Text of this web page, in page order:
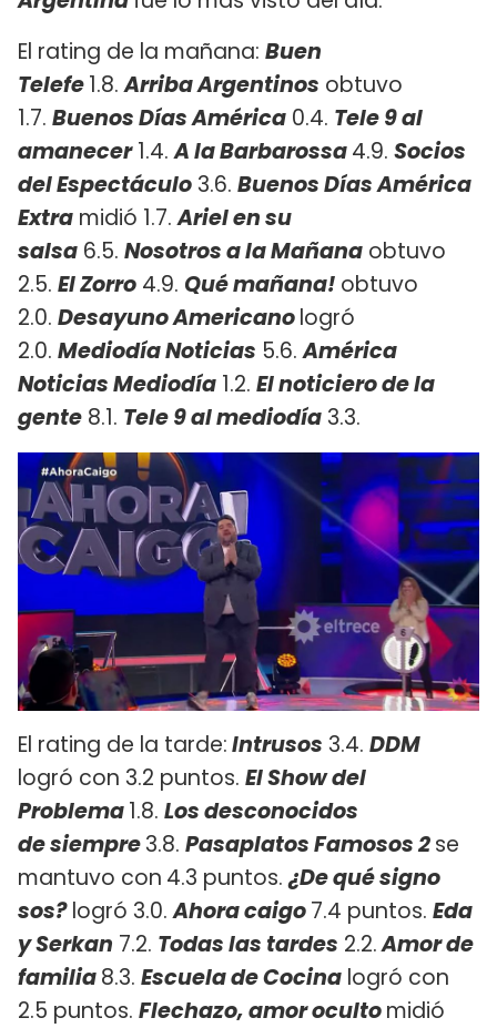
El rating de la mañana: Buen
Telefe1.8.Arriba Argentinos obtuvo
1.7. Buenos Días América 0.4. Tele 9 al
amanecer1.4.A la Barbarossa4.9. Socios
del Espectáculo 3.6. Buenos Días América
Extra midió 1.7.Ariel en su
salsa 6.5. Nosotros a la Mañana obtuvo
2.5. El Zorro 4.9. Qué mañana! obtuvo
2.0. Desayuno Americanologró
2.0. Mediodía Noticias 5.6.América
Noticias Mediodía 1.2. El noticiero de la
gente 8.1. Tele 9 al mediodía 3.3.
El rating de la tarde:Intrusos 3.4. DDM
logró con 3.2 puntos. El Show del
Problema1.8. Los desconocidos
desiempre3.8. Pasaplatos Famosos 2se
mantuvo con 4.3 puntos.¿De qué signo
sos?logró 3.0.Ahora caigo7.4 puntos. Eda
y Serkan 7.2. Todas las tardes 2.2.Amor de
familia8.3. Escuela de Cocina logró con
2.5 puntos. Flechazo, amor ocultomidió